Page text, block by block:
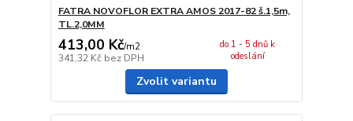
FATRA NOVOFLOR EXTRA AMOS 2017-82 š.1,5m,
TL.2,0MM
413,00 Kč/m2
341,32 Kč bez DPH
do 1 - 5 dnů k
odeslání
Zvolit variantu